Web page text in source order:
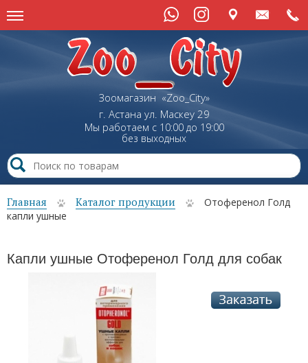
Зоомагазин «Zoo_City»
г. Астана ул. Маскеу29
Мы работаем с 10:00 до 19:00
без выходных
Главная Каталог продукции
Отоференол Голд
капли ушные
Капли ушные Отоференол Голд для собак